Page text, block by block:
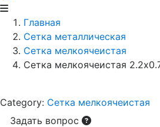
Главная
Сетка металлическая
Сетка мелкоячеистая
Сетка мелкоячеистая
Category: Сетка мелкоячеистая
Задать вопрос